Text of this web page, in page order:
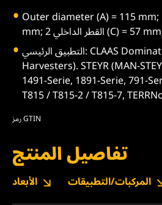
Outer diameter (A) = 115 mm; القطر الداخلي 1 (B) = 57
التطبيق الرئيسي: CLAAS Dominator (8) (Mähdrescher /
Harvesters). STEYR (MAN-
1491-Serie, 1891-Serie, 791-
T815 / T815-2 / T815-7,
رمز GTIN
تفاصيل المنتج
الأبعاد المركبات/التطبيقات